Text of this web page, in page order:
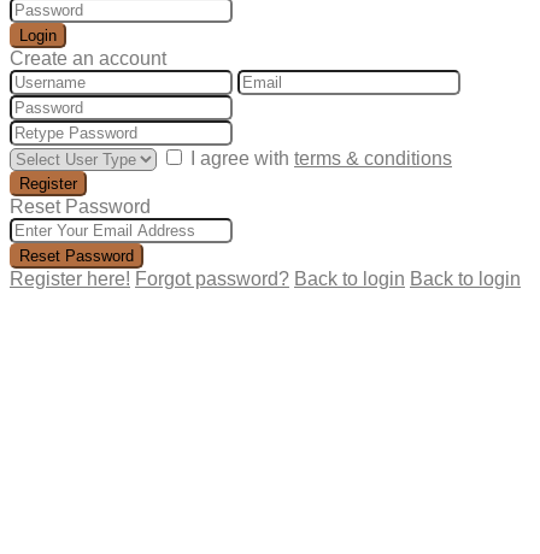
Login
Create an account
I agree with terms & conditions
Register
Reset Password
Reset Password
Register here! Forgot password? Back to login Back to login